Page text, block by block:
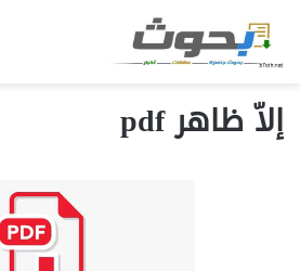
إلاّ ظاهر pdf